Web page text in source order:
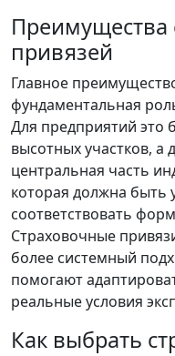
Преимущества
привязей
Главное
фундаментальная
Для предприятий это
высотных участков, а
центральная часть
которая должна быть
соответствовать
Страховочные
более системный
помогают
реальные условия
Как выбрать